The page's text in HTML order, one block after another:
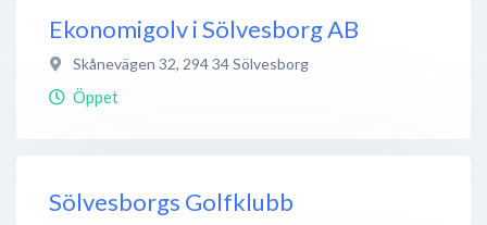
Ekonomigolv i Sölvesborg AB
Skånevägen 32, 294 34Sölvesborg
Öppet
Sölvesborgs Golfklubb